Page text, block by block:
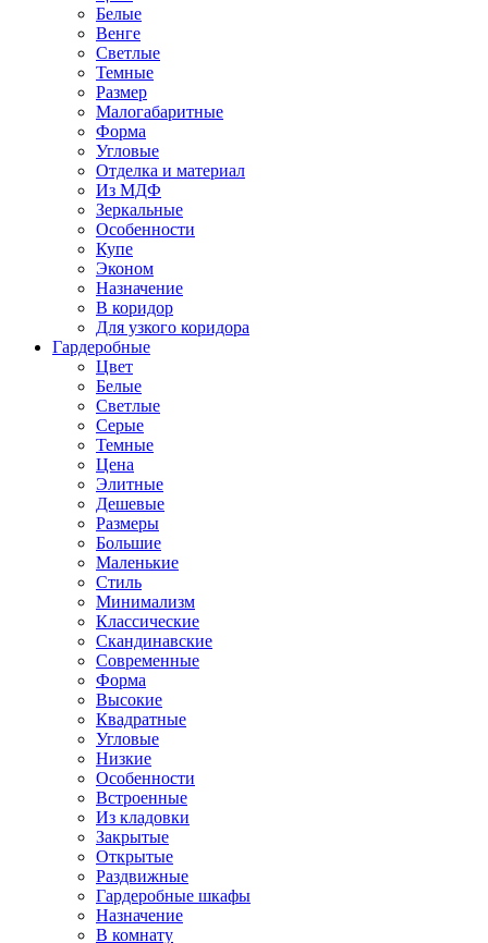
Белые
Венге
Светлые
Темные
Размер
Малогабаритные
Форма
Угловые
Отделка и материал
Из МДФ
Зеркальные
Особенности
Купе
Эконом
Назначение
В коридор
Для узкого коридора
Гардеробные
Цвет
Белые
Светлые
Серые
Темные
Цена
Элитные
Дешевые
Размеры
Большие
Маленькие
Стиль
Минимализм
Классические
Скандинавские
Современные
Форма
Высокие
Квадратные
Угловые
Низкие
Особенности
Встроенные
Из кладовки
Закрытые
Открытые
Раздвижные
Гардеробные шкафы
Назначение
В комнату